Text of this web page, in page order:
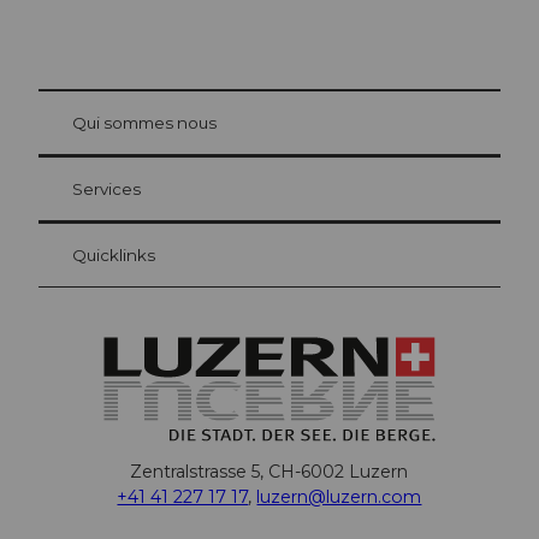
Carte d’hôte Lucerne
Vos avantages en tant qu'hôte pour la nuit
at Bre
Qui sommes nous
Services
Quicklinks
Zentralstrasse 5, CH-6002 Luzern
+41 41 227 17 17, luzern@luzern.com